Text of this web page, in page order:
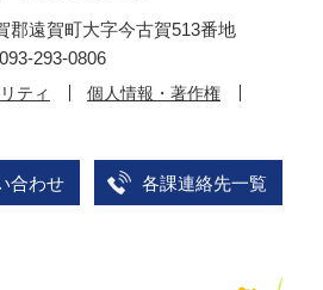
遠賀町大字今古賀513番地
293-0806
ティ
個人情報・著作権
合わせ 各課連絡先一覧